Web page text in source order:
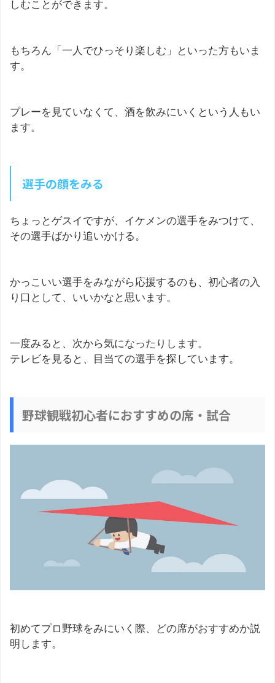
しむことができます。
もちろん「一人でひっそり楽しむ」といった方もいま
す。
プレーを見ていなくて、酒を飲みにいくという人もい
ます。
選手の顔をみる
ちょっとゲスイですが、イケメンの選手をみつけて、
その選手ばかり追いかける。
かっこいい選手をみながら応援するのも、初心者の入
り口として、いいかなと思います。
一度みると、次から気になったりします。
テレビを見ると、目当ての選手を探しています。
野球観戦初心者におすすめの席・試合
初めてプロ野球をみにいく際、どの席がおすすめか説
明します。